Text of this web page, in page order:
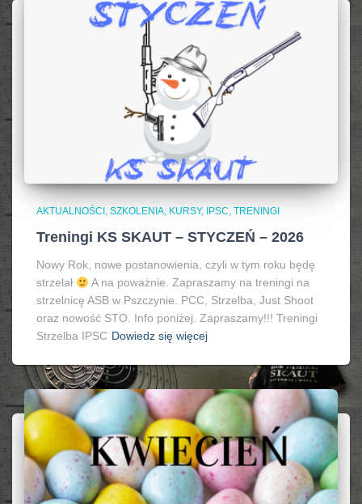
AKTUALNOŚCI, SZKOLENIA, KURSY, IPSC TRENINGI
Treningi KS SKAUT – STYCZEŃ – 2026
Nowy Rok, nowe postanowienia, czyli w tym roku będę
strzelał
A na poważnie. Zapraszamy na treningi na
strzelnicę ASB w Pszczynie. PCC, Strzelba, Just Shoot
oraz nowość STO. Info poniżej. Zapraszamy!!! Treningi
Strzelba IPSC Dowiedz się więcej